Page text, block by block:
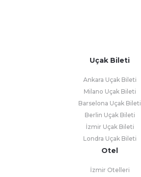
Uçak Bileti
Ankara Uçak Bileti
Milano Uçak Bileti
Barselona Uçak Bileti
Berlin Uçak Bileti
İzmir Uçak Bileti
Londra Uçak Bileti
Otel
İzmir Otelleri